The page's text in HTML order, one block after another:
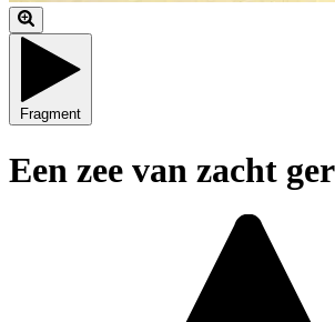
Fragment
Een zee van zacht